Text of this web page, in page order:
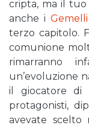
cripta, ma il tuo
anche i
terzo capitolo.
comunione
rimarranno
un’evoluzione
il giocatore di
protagonisti,
avevate scelto